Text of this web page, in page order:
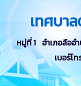
เทศบา
หมู่ที่ 1 อำเภอลืออ
เบอร์โ